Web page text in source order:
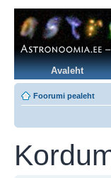
Avaleht
Foorumi pealeht